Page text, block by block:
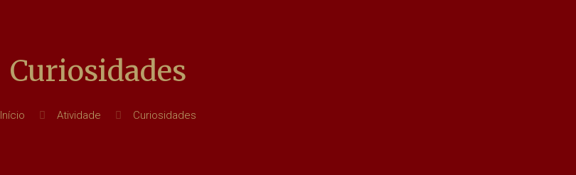
Curiosidades
Início Atividade Curiosidades